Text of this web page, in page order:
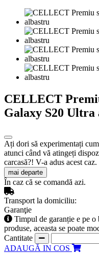
CELLECT
Galaxy S20 Ultra
Ați dori să experimentați
atunci când vă atingeți
carcasă?! V-a adus acest
mai departe
În caz că se comandă azi.
Transport la domiciliu:
Garanţie
Timpul de garanție e pe
produse, aceasta se poate
Cantitate
ADAUGĂ IN COS